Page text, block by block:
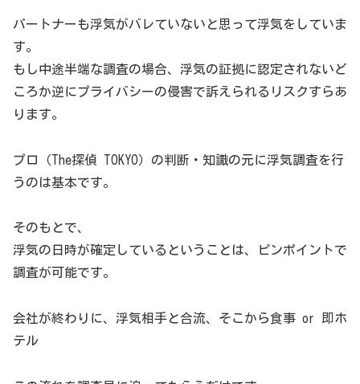
パートナーも浮気がバレていないと思って浮気をしていま
す。
もし中途半端な調査の場合、浮気の証拠に認定されないど
ころか逆にプライバシーの侵害で訴えられるリスクすらあ
ります。
プロ（The探偵 TOKYO）の判断・知識の元に浮気調査を行
うのは基本です。
そのもとで、
浮気の日時が確定しているということは、ピンポイントで
調査が可能です。
会社が終わりに、浮気相手と合流、そこから食事 or 即ホ
テル